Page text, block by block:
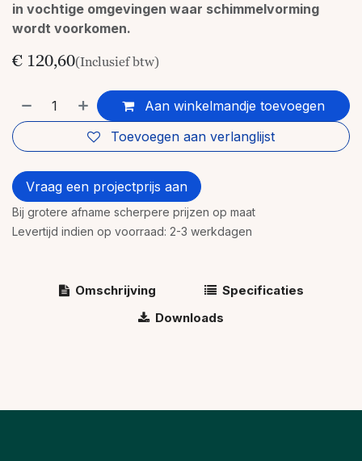
in vochtige omgevingen waar schimmelvorming
wordt voorkomen.
€ 120,60(Inclusief btw)
Aan winkelmandje toevoegen
Toevoegen aan verlanglijst
Vraag een projectprijs aan
Bij grotere afname scherpere prijzen op maat
Levertijd indien op voorraad: 2-3 werkdagen
Omschrijving
Specificaties
Downloads